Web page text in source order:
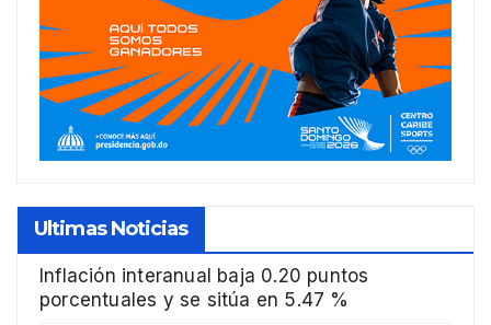
Ultimas Noticias
Inflación interanual baja 0.20 puntos
porcentuales y se sitúa en 5.47 %